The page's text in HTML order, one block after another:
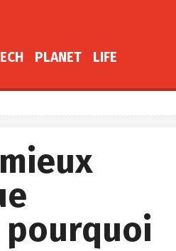
PLANET LIFE
pourquoi